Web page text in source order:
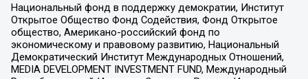
Национальный фонд в поддержку демократии, Институт
Открытое Общество Фонд Содействия, Фонд Открытое
общество, Американо-российский фонд по
экономическому и правовому развитию, Национальный
Демократический Институт Международных Отношений,
MEDIA DEVELOPMENT INVESTMENT FUND, Международный